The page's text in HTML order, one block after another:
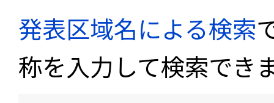
発表区域名による検索
称を入力して検索でき